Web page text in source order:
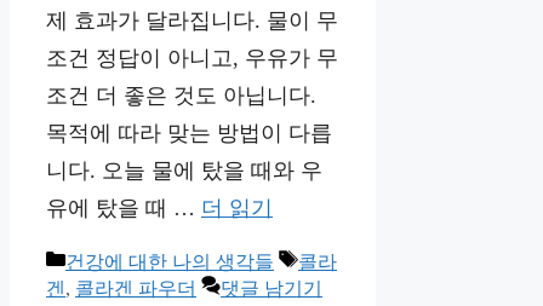
제 효과가 달라집니다. 물이 무
조건 정답이 아니고, 우유가 무
조건 더 좋은 것도 아닙니다.
목적에 따라 맞는 방법이 다릅
니다. 오늘 물에 탔을 때와 우
유에 탔을 때 … 더 읽기
카
테
건강에 대한 나의 생각들
태
그
콜라
겐 , 콜라겐 파우더 댓글 남기기